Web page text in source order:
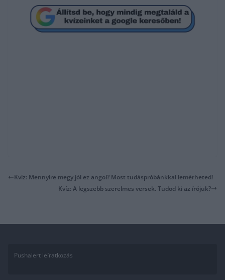
Kvíz: Mennyire megy jól ez angol? Most tudáspróbánkkal lemérheted!
Kvíz: A legszebb szerelmes versek. Tudod ki az írójuk?
Pushalert leíratkozás